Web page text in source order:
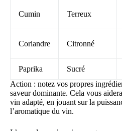
Cumin Terreux
Coriandre Citronné
Paprika Sucré
Action : notez vos propres
saveur dominante. Cela vous
vin adapté, en jouant sur la
l’aromatique du vin.